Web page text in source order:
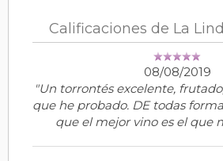
Calificaciones de La
08/08/2019
"Un torrontés excelente,
que he probado. DE todas
que el mejor vino es el que